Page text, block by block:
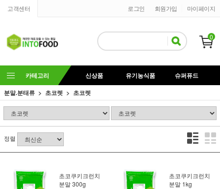
고객센터 마이페이지
회원가입
로그인
0
카테고리 신상품 유기농식품
슈퍼퓨드
분말.분태류
초코렛 초코렛
정렬
초코쿠키크런치
분말 300g
초코쿠키크런치
분말 1kg